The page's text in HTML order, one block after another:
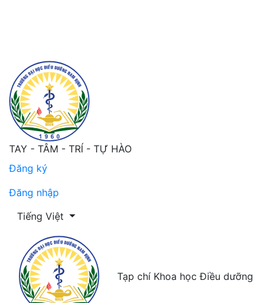
TAY - TÂM - TRÍ - TỰ HÀO
Đăng ký
Đăng nhập
Thay đổi ngôn ngữ. Ngôn ngữ hiện tại là:
Tiếng Việt
Tạp chí Khoa học Điều dưỡng